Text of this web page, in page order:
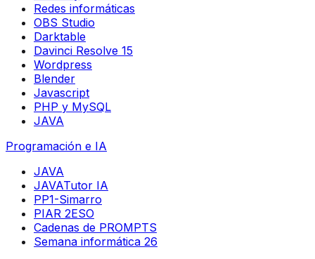
Redes informáticas
OBS Studio
Darktable
Davinci Resolve 15
Wordpress
Blender
Javascript
PHP y MySQL
JAVA
Programación e IA
JAVA
JAVATutor IA
PP1-Simarro
PIAR 2ESO
Cadenas de PROMPTS
Semana informática 26